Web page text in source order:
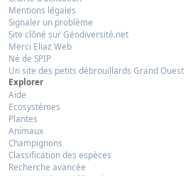
Mentions légales
Signaler un problème
Site clôné sur Géodiversité.net
Merci Eliaz Web
Né de SPIP
Un site des petits débrouillards Grand Ouest
Explorer
Aide
Ecosystèmes
Plantes
Animaux
Champignons
Classification des espèces
Recherche avancée